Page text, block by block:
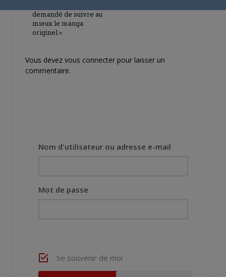
demandé de suivre au
mieux le manga
originel.»
Vous devez vous connecter pour laisser un
commentaire.
Nom d'utilisateur ou adresse e-mail
Mot de passe
Se souvenir de moi